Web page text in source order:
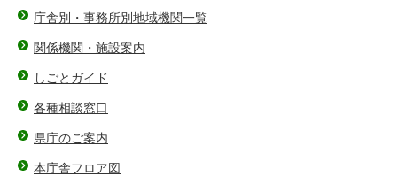
庁舎別・事務所別地域機関一覧
関係機関・施設案内
しごとガイド
各種相談窓口
県庁のご案内
本庁舎フロア図